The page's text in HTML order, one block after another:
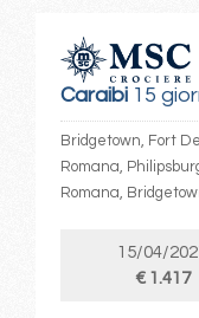
Caraibi15
Bridgetown, Fort
Romana,
Romana,
15/04/
€ 1.417